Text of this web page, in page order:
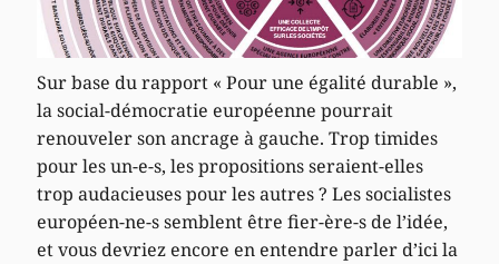
Sur base du rapport « Pour une égalité durable »,
la social-démocratie européenne pourrait
renouveler son ancrage à gauche. Trop timides
pour les un-e-s, les propositions seraient-elles
trop audacieuses pour les autres ? Les socialistes
européen-ne-s semblent être fier-ère-s de l’idée,
et vous devriez encore en entendre parler d’ici la